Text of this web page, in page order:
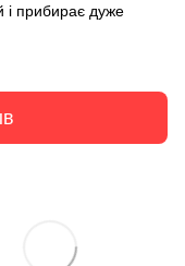
прибирає дуже